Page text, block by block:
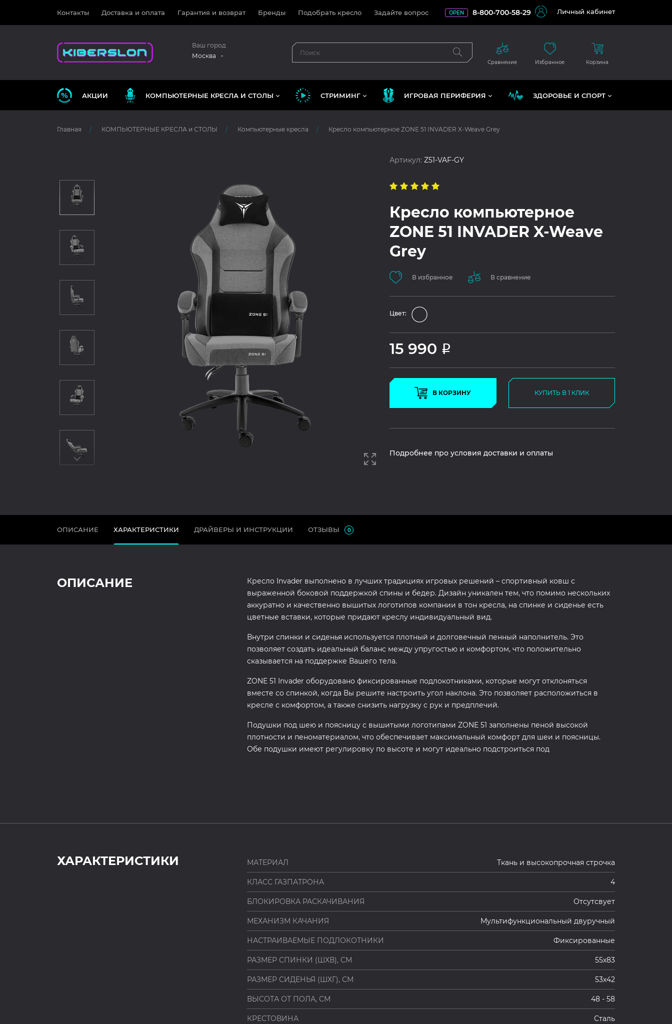
Контакты Доставка и оплата Гарантия и возврат Бренды Подобрать кресло Задайте вопрос OPEN 8-800-700-58-29 Личный кабинет
Ваш город
Москва
Сравнение Избранное Корзина
АКЦИИ КОМПЬЮТЕРНЫЕ КРЕСЛА И СТОЛЫ СТРИМИНГ ИГРОВАЯ ПЕРИФЕРИЯ ЗДОРОВЬЕ И СПОРТ
Главная КОМПЬЮТЕРНЫЕ КРЕСЛА и СТОЛЫ Компьютерные кресла Кресло компьютерное ZONE 51 INVADER X-Weave Grey
Артикул:Z51-VAF-GY
Кресло компьютерное
ZONE 51 INVADER X-Weave
Grey
В избранное В сравнение
Цвет:
15 990 Р
В КОРЗИНУ КУПИТЬ В 1 КЛИК
Подробнее про условия доставки и оплаты
ОПИСАНИЕ ХАРАКТЕРИСТИКИ ДРАЙВЕРЫ И ИНСТРУКЦИИ ОТЗЫВЫ 0
ОПИСАНИЕ
Кресло Invader выполнено в лучших традициях игровых решений – спортивный ковш с
выраженной боковой поддержкой спины и бедер. Дизайн уникален тем, что помимо нескольких
аккуратно и качественно вышитых логотипов компании в тон кресла, на спинке и сиденье есть
цветные вставки, которые придают креслу индивидуальный вид.
Внутри спинки и сиденья используется плотный и долговечный пенный наполнитель. Это
позволяет создать идеальный баланс между упругостью и комфортом, что положительно
сказывается на поддержке Вашего тела.
ZONE 51 Invader оборудовано фиксированные подлокотниками, которые могут отклоняться
вместе со спинкой, когда Вы решите настроить угол наклона. Это позволяет расположиться в
кресле с комфортом, а также снизить нагрузку с рук и предплечий.
Подушки под шею и поясницу с вышитыми логотипами ZONE 51 заполнены пеной высокой
плотности и пеноматериалом, что обеспечивает максимальный комфорт для шеи и поясницы.
Обе подушки имеют регулировку по высоте и могут идеально подстроиться под
ХАРАКТЕРИСТИКИ МАТЕРИАЛ Ткань и высокопрочная строчка
КЛАСС ГАЗПАТРОНА 4
БЛОКИРОВКА РАСКАЧИВАНИЯ Отсутсвует
МЕХАНИЗМ КАЧАНИЯ Мультифункциональный двуручный
НАСТРАИВАЕМЫЕ ПОДЛОКОТНИКИ Фиксированные
РАЗМЕР СПИНКИ (ШХВ), СМ 55х83
РАЗМЕР СИДЕНЬЯ (ШХГ), СМ 53х42
ВЫСОТА ОТ ПОЛА, СМ 48 - 58
КРЕСТОВИНА Сталь